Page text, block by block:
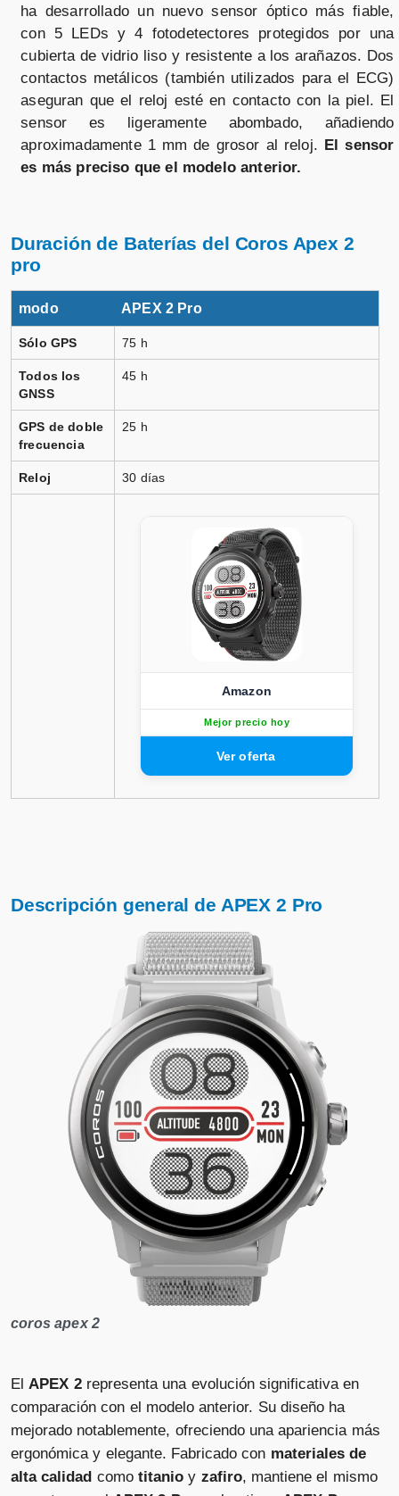
ha desarrollado un nuevo sensor óptico más fiable,
con 5 LEDs y 4 fotodetectores protegidos por una
cubierta de vidrio liso y resistente a los arañazos. Dos
contactos metálicos (también utilizados para el ECG)
aseguran que el reloj esté en contacto con la piel. El
sensor es ligeramente abombado, añadiendo
aproximadamente 1 mm de grosor al reloj. El sensor
es más preciso que el modelo anterior.
Duración de Baterías del Coros Apex 2
pro
modo APEX 2 Pro
Sólo GPS 75 h
Todos los
GNSS
45 h
GPS de doble
frecuencia
25 h
Reloj 30 días
Amazon
Mejor precio hoy
Descripción general de APEX 2 Pro
coros apex 2
El APEX 2representa una evolución significativa en
comparación con el modelo anterior. Su diseño ha
mejorado notablemente, ofreciendo una apariencia más
ergonómica y elegante. Fabricado con materiales de
alta calidad comotitanio y zafiro, mantiene el mismo